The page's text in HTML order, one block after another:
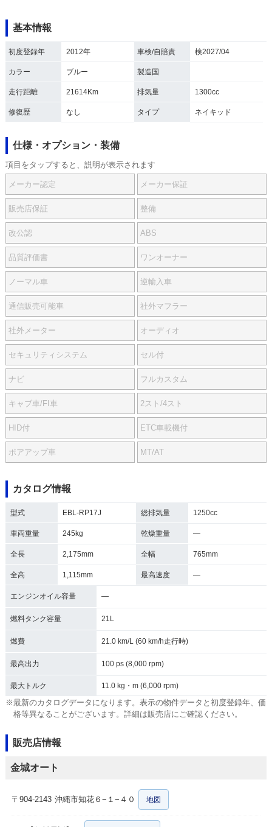
基本情報
初度登録年 2012年 車検/自賠責 検2027/04
カラー ブルー 製造国
走行距離 21614Km 排気量 1300cc
修復歴 なし タイプ ネイキッド
仕様・オプション・装備
項目をタップすると、説明が表示されます
メーカー認定 メーカー保証
販売店保証 整備
改公認 ABS
品質評価書 ワンオーナー
ノーマル車 逆輸入車
通信販売可能車 社外マフラー
社外メーター オーディオ
セキュリティシステム セル付
ナビ フルカスタム
キャブ車/FI車 2スト/4スト
HID付 ETC車載機付
ボアアップ車 MT/AT
カタログ情報
型式 EBL-RP17J 総排気量 1250cc
車両重量 245kg 乾燥重量 ―
全長 2,175mm 全幅 765mm
全高 1,115mm 最高速度 ―
エンジンオイル容量 ―
燃料タンク容量 21L
燃費 21.0 km/L (60 km/h走行時)
最高出力 100 ps (8,000 rpm)
最大トルク 11.0 kg・m (6,000 rpm)
※最新のカタログデータになります。表示の物件データと初度登録年、価
格等異なることがございます。詳細は販売店にご確認ください。
販売店情報
金城オート
〒904-2143 沖縄市知花６−１−４０ 地図